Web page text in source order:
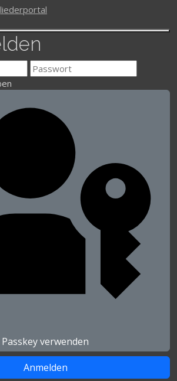
Passkey verwenden